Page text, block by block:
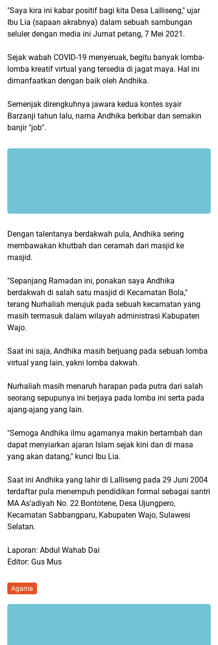
"Saya kira ini kabar positif bagi kita Desa Lalliseng," ujar
Ibu Lia (sapaan akrabnya) dalam sebuah sambungan
seluler dengan media ini Jumat petang, 7 Mei 2021.
Sejak wabah COVID-19 menyeruak, begitu banyak lomba-
lomba kreatif virtual yang tersedia di jagat maya. Hal ini
dimanfaatkan dengan baik oleh Andhika.
Semenjak direngkuhnya jawara kedua kontes syair
Barzanji tahun lalu, nama Andhika berkibar dan semakin
banjir "job".
Dengan talentanya berdakwah pula, Andhika sering
membawakan khutbah dan ceramah dari masjid ke
masjid.
"Sepanjang Ramadan ini, ponakan saya Andhika
berdakwah di salah satu masjid di Kecamatan Bola,"
terang Nurhaliah merujuk pada sebuah kecamatan yang
masih termasuk dalam wilayah administrasi Kabupaten
Wajo.
Saat ini saja, Andhika masih berjuang pada sebuah lomba
virtual yang lain, yakni lomba dakwah.
Nurhaliah masih menaruh harapan pada putra dari salah
seorang sepupunya ini berjaya pada lomba ini serta pada
ajang-ajang yang lain.
"Semoga Andhika ilmu agamanya makin bertambah dan
dapat menyiarkan ajaran Islam sejak kini dan di masa
yang akan datang," kunci Ibu Lia.
Saat ini Andhika yang lahir di Lalliseng pada 29 Juni 2004
terdaftar pula menempuh pendidikan formal sebagai santri
MA As'adiyah No. 22 Bontotene, Desa Ujungpero,
Kecamatan Sabbangparu, Kabupaten Wajo, Sulawesi
Selatan.
Laporan: Abdul Wahab Dai
Editor: Gus Mus
Agama